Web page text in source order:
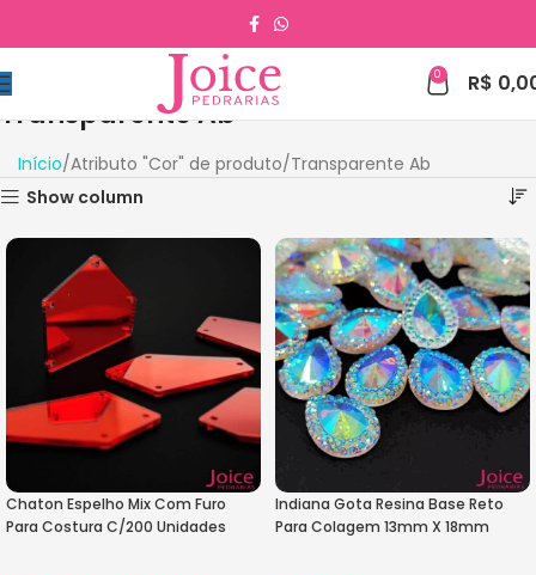
0 R$
Transparente Ab
Início Atributo "Cor" de produto Transparente Ab
Show column
Chaton Espelho Mix Com Furo
Para Costura C/200 Unidades
Indiana Gota Resina Base Reto
Para Colagem 13mm X 18mm